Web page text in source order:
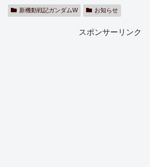
新機動戦記ガンダムW お知らせ
スポンサーリンク